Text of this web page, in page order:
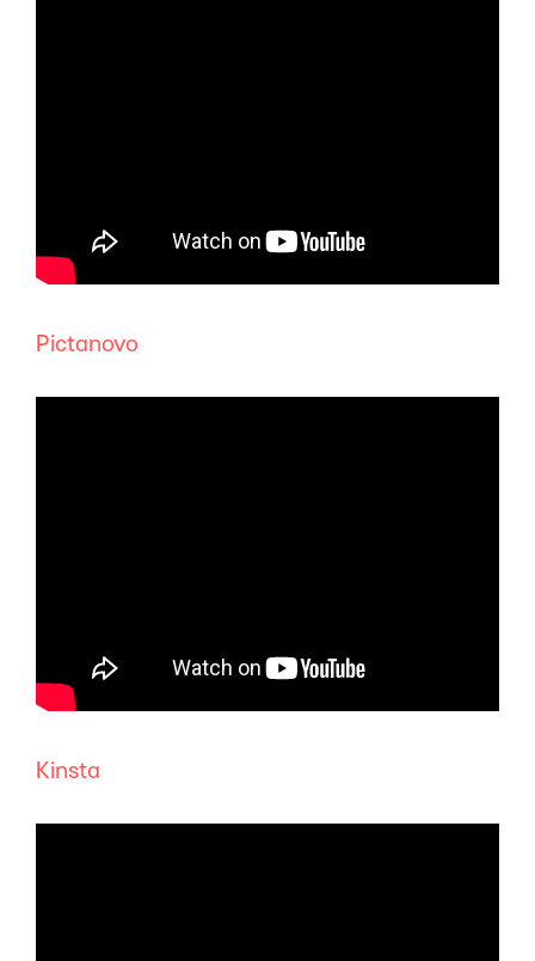
Pictanovo
Kinsta